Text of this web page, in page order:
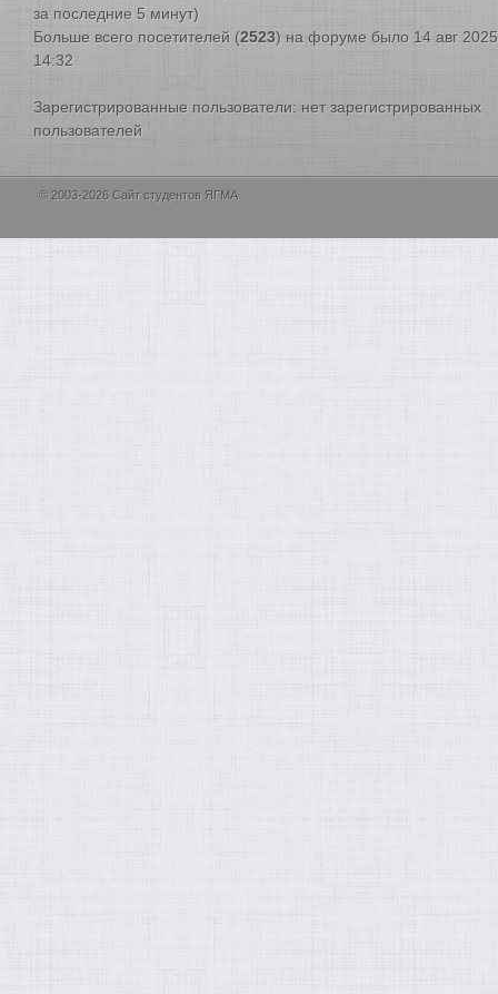
за последние 5 минут)
Больше всего посетителей (2523) на форуме было 14 авг
14:32
Зарегистрированные пользователи: нет зарегистрированных
пользователей
© 2003-2026 Сайт студентов ЯГМА